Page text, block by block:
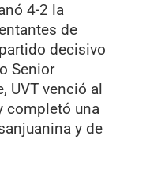
4-2 la
de
decisivo
Senior
UVT venció al
completó una
y de